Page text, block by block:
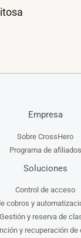
Empresa
Sobre CrossHero
Programa de afiliados
Soluciones
Control de acceso
cobros y
Gestión y reserva de
y recuperación de